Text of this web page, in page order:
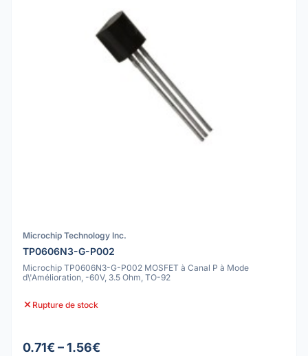
Microchip Technology Inc.
TP0606N3-G-P002
Microchip TP0606N3-G-P002 MOSFET à Canal P à Mode
d\'Amélioration, -60V, 3.5 Ohm, TO-92
Rupture de stock
0.71€ – 1.56€